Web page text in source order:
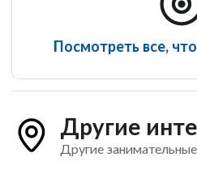
Посмотреть все,
Другие
Другие